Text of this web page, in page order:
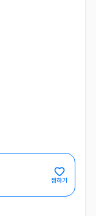
찜하기